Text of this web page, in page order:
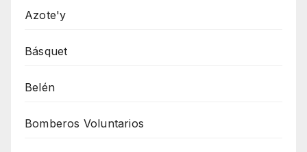
Azote'y
Básquet
Belén
Bomberos Voluntarios